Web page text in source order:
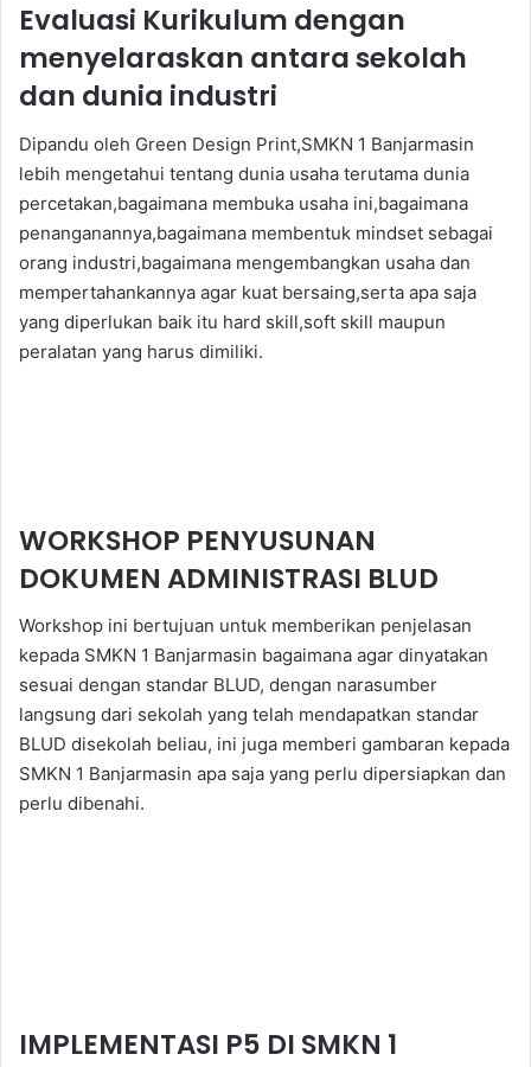
Evaluasi Kurikulum dengan
menyelaraskan antara sekolah
dan dunia industri
Dipandu oleh Green Design Print,SMKN 1 Banjarmasin
lebih mengetahui tentang dunia usaha terutama dunia
percetakan,bagaimana membuka usaha ini,bagaimana
penanganannya,bagaimana membentuk mindset sebagai
orang industri,bagaimana mengembangkan usaha dan
mempertahankannya agar kuat bersaing,serta apa saja
yang diperlukan baik itu hard skill,soft skill maupun
peralatan yang harus dimiliki.
WORKSHOP PENYUSUNAN
DOKUMEN ADMINISTRASI BLUD
Workshop ini bertujuan untuk memberikan penjelasan
kepada SMKN 1 Banjarmasin bagaimana agar dinyatakan
sesuai dengan standar BLUD, dengan narasumber
langsung dari sekolah yang telah mendapatkan standar
BLUD disekolah beliau, ini juga memberi gambaran kepada
SMKN 1 Banjarmasin apa saja yang perlu dipersiapkan dan
perlu dibenahi.
IMPLEMENTASI P5 DI SMKN 1